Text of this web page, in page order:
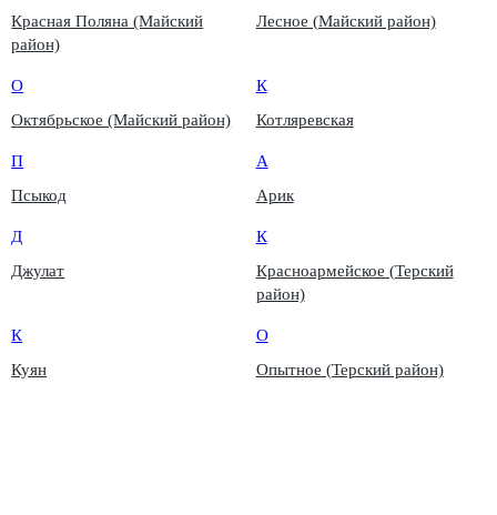
Красная Поляна (Майский
район)
Лесное (Майский район)
О
Октябрьское (Майский район)
К
Котляревская
П
Псыкод
А
Арик
Д
Джулат
К
Красноармейское (Терский
район)
К
Куян
О
Опытное (Терский район)